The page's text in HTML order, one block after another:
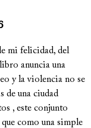
mi felicidad, del
anuncia una
y la violencia no se
de una ciudad
, este conjunto
como una simple